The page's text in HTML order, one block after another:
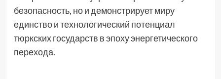
безопасность, но и демонстрирует миру
единство и технологический потенциал
тюркских государств в эпоху энергетического
перехода.